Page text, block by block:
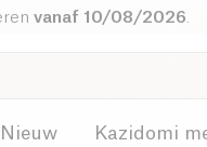
vanaf 10/08/2026
Nieuw Kazidomi